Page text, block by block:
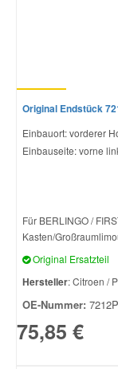
Original Endstück
Einbauort: vorderer
Einbauseite: vorne
Für BERLINGO /
Kasten/
Original Ersatzteil
Hersteller: Citroen /
OE-Nummer:
75,85 €